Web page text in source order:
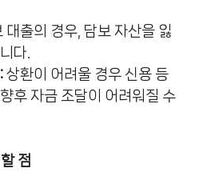
대출의 경우, 담보 자산을 잃
다.
상환이 어려울 경우 신용 등
후 자금 조달이 어려워질 수
점